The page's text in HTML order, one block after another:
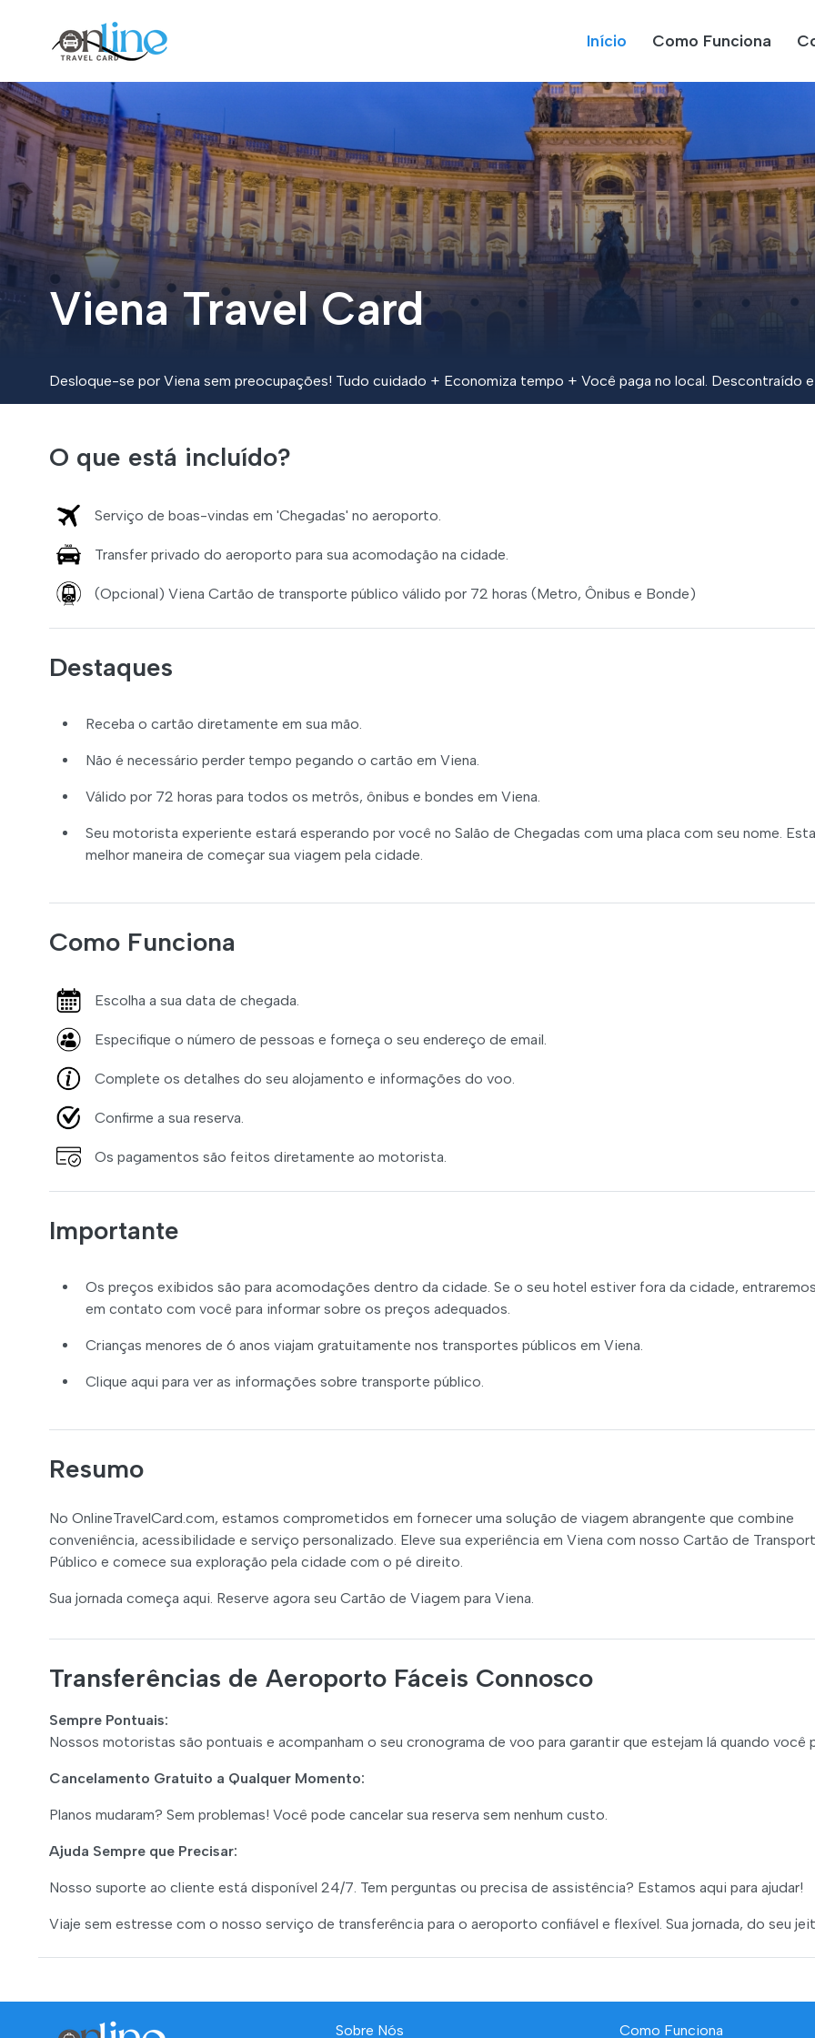
Início Como Funciona
Viena Travel Card
Desloque-se por Viena sem preocupações! Tudo cuidado + Economiza tempo + Você paga no local. Descontraído
O que está incluído?
Serviço de boas-vindas em 'Chegadas' no aeroporto.
Transfer privado do aeroporto para sua acomodação na cidade.
(Opcional) Viena Cartão de transporte público válido por 72 horas (Metro, Ônibus e Bonde)
Destaques
Receba o cartão diretamente em sua mão.
Não é necessário perder tempo pegando o cartão em Viena.
Válido por 72 horas para todos os metrôs, ônibus e bondes em Viena.
Seu motorista experiente estará esperando por você no Salão de Chegadas com uma placa com seu nome.
melhor maneira de começar sua viagem pela cidade.
Como Funciona
Escolha a sua data de chegada.
Especifique o número de pessoas e forneça o seu endereço de email.
Complete os detalhes do seu alojamento e informações do voo.
Confirme a sua reserva.
Os pagamentos são feitos diretamente ao motorista.
Importante
Os preços exibidos são para acomodações dentro da cidade. Se o seu hotel estiver fora da cidade,
em contato com você para informar sobre os preços adequados.
Crianças menores de 6 anos viajam gratuitamente nos transportes públicos em Viena.
Clique aqui para ver as informações sobre transporte público.
Resumo
No OnlineTravelCard.com, estamos comprometidos em fornecer uma solução de viagem abrangente que combine
conveniência, acessibilidade e serviço personalizado. Eleve sua experiência em Viena com nosso Cartão de
Público e comece sua exploração pela cidade com o pé direito.
Sua jornada começa aqui. Reserve agora seu Cartão de Viagem para Viena.
Transferências de Aeroporto Fáceis Connosco
Sempre Pontuais:
Nossos motoristas são pontuais e acompanham o seu cronograma de voo para garantir que estejam lá quando você
Cancelamento Gratuito a Qualquer Momento:
Planos mudaram? Sem problemas! Você pode cancelar sua reserva sem nenhum custo.
Ajuda Sempre que Precisar:
Nosso suporte ao cliente está disponível 24/7. Tem perguntas ou precisa de assistência? Estamos aqui para ajudar!
Viaje sem estresse com o nosso serviço de transferência para o aeroporto confiável e flexível. Sua jornada, do seu
Sobre Nós Como Funciona